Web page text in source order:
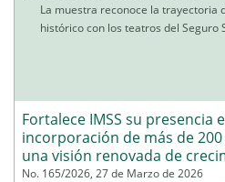
La muestra reconoce la trayectoria
histórico con los teatros del Seguro
Fortalece IMSS su presencia
incorporación de más de
una visión renovada de
No. 165/2026, 27 de Marzo de 2026